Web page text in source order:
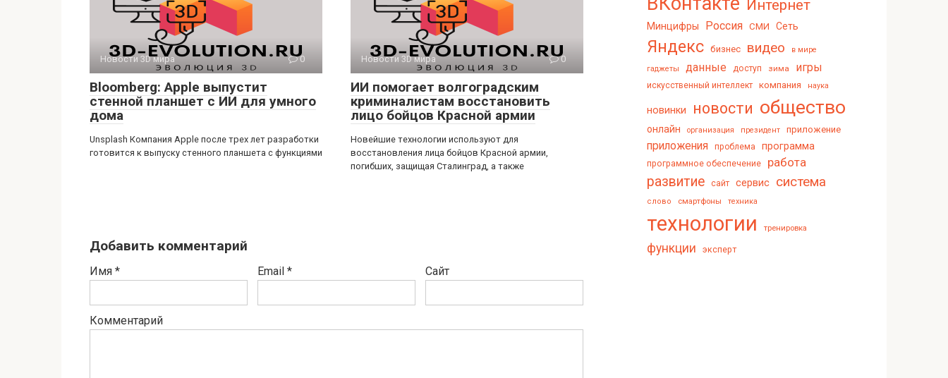
Новости 3D мира 0
Bloomberg: Apple выпустит
стенной планшет с ИИ для умного
дома
Unsplash Компания Apple после трех лет разработки
готовится к выпуску стенного планшета с функциями
Новости 3D мира 0
ИИ помогает волгоградским
криминалистам восстановить
лицо бойцов Красной армии
Новейшие технологии используют для
восстановления лица бойцов Красной армии,
погибших, защищая Сталинград, а также
Добавить комментарий
Имя * Email * Сайт
Комментарий
Интернет
Минцифры Россия СМИ Сеть
Яндекс бизнес видео в мире
гаджеты данные доступ зима игры
искусственный интеллект компания наука
новинки новости общество
онлайн организация президент приложение
приложения проблема программа
программное обеспечение работа
развитие сайт сервис система
слово смартфоны техника
технологии тренировка
функции эксперт